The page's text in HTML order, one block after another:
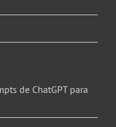
de ChatGPT para